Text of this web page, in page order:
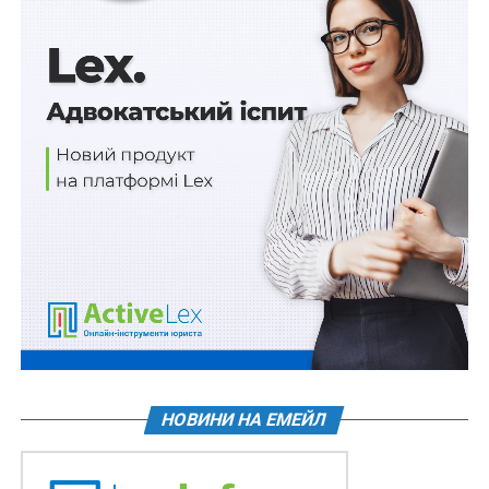
організованої та керованої олігархом групи. Йдеться
про незаконні дії з банківськими документами під час
фактичного невнесення підозрюваним 5,8 млрд грн в
касу банку, а також заволодіння понад 5,3 млрд грн,
які надалі були легалізовані. Частина безпідставно
зарахованих на особисті рахунки олігарха грошей
була сформована за рахунок кредитних коштів
підконтрольного банку. Зокрема це понад 2 млрд
гривень. Як запевняють у БЕБ, детективи також
довели факт організації заволодіння бізнесменом
понад 3,3 млрд грн «Укрнафти» та учасників
договорів про спільну інвестиційну діяльність.
Джерело:Юридичний вісник України
Схожі статті:
НОВИНИ НА ЕМЕЙЛ